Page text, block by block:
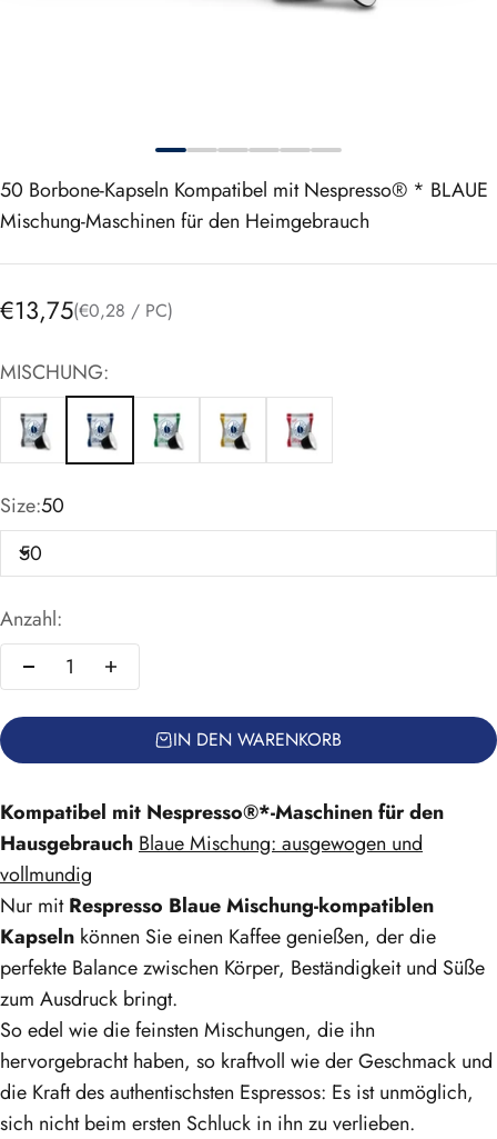
50 Borbone-Kapseln Kompatibel mit Nespresso® * BLAUE
Mischung-Maschinen für den Heimgebrauch
Angebot
€13,75(€0,28 / PC)
MISCHUNG:
Size:50
50
Anzahl:
IN DEN WARENKORB
Kompatibel mit Nespresso®*-Maschinen für den
Hausgebrauch Blaue Mischung: ausgewogen und
vollmundig
Nur mitRespresso Blaue Mischung-kompatiblen
Kapseln können Sie einen Kaffee genießen, der die
perfekte Balance zwischen Körper, Beständigkeit und Süße
zum Ausdruck bringt.
So edel wie die feinsten Mischungen, die ihn
hervorgebracht haben, so kraftvoll wie der Geschmack und
die Kraft des authentischsten Espressos: Es ist unmöglich,
sich nicht beim ersten Schluck in ihn zu verlieben.